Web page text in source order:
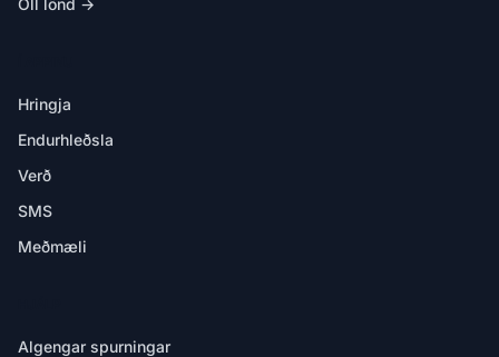
Öll lönd →
Hringja
Endurhleðsla
Verð
SMS
Meðmæli
Algengar spurningar